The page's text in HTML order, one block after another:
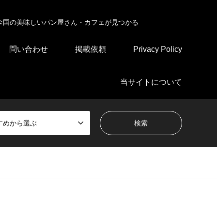
の美味しいパン屋さん・カフェが見つかる
問い合わせ 掲載依頼 Privacy Policy
当サイトについて
めから選ぶ